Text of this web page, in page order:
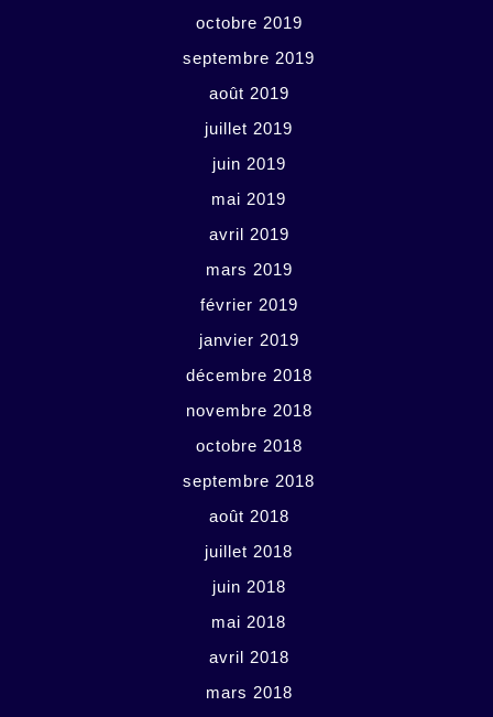
octobre 2019
septembre 2019
août 2019
juillet 2019
juin 2019
mai 2019
avril 2019
mars 2019
février 2019
janvier 2019
décembre 2018
novembre 2018
octobre 2018
septembre 2018
août 2018
juillet 2018
juin 2018
mai 2018
avril 2018
mars 2018